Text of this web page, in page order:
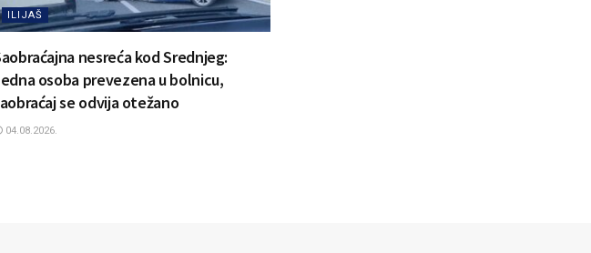
ILIJAŠ
nesreća kod Srednjeg:
osoba prevezena u bolnicu,
se odvija otežano
04.08.2026.